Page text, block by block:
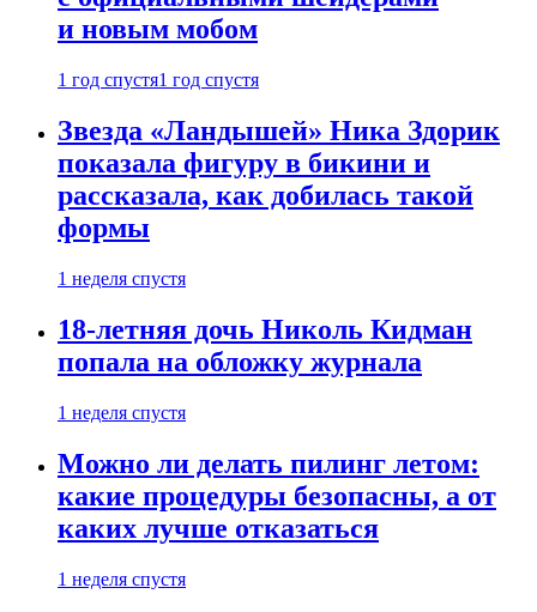
и новым мобом
1 год спустя1 год спустя
Звезда «Ландышей» Ника Здорик
показала фигуру в бикини и
рассказала, как добилась такой
формы
1 неделя спустя
18-летняя дочь Николь Кидман
попала на обложку журнала
1 неделя спустя
Можно ли делать пилинг летом:
какие процедуры безопасны, а от
каких лучше отказаться
1 неделя спустя